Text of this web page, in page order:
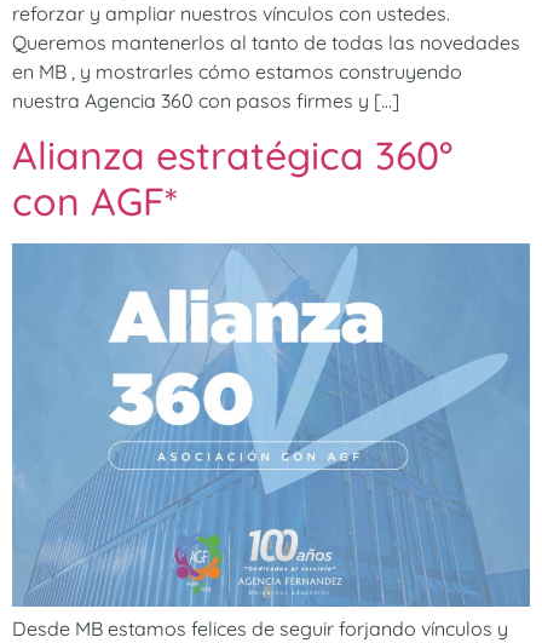
reforzar y ampliar nuestros vínculos con ustedes.
Queremos mantenerlos al tanto de todas las novedades
en MB , y mostrarles cómo estamos construyendo
nuestra Agencia 360 con pasos firmes y […]
Alianza estratégica 360°
con AGF*
Desde MB estamos felices de seguir forjando vínculos y